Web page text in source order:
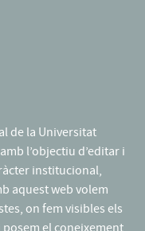
de la Universitat
l’objectiu d’editar i
institucional,
aquest web volem
on fem visibles els